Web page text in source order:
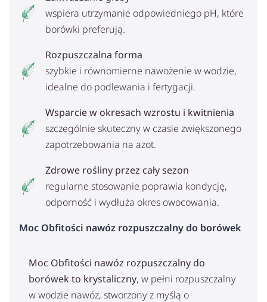
wspiera utrzymanie odpowiedniego pH, które
borówki preferują.
Rozpuszczalna forma
szybkie i równomierne nawożenie w wodzie,
idealne do podlewania i fertygacji.
Wsparcie w okresach wzrostu i kwitnienia
szczególnie skuteczny w czasie zwiększonego
zapotrzebowania na azot.
Zdrowe rośliny przez cały sezon
regularne stosowanie poprawia kondycję,
odporność i wydłuża okres owocowania.
Moc Obfitości nawóz rozpuszczalny do borówek
Moc Obfitości nawóz rozpuszczalny do
borówek to krystaliczny, w pełni rozpuszczalny
w wodzie nawóz, stworzony z myślą o